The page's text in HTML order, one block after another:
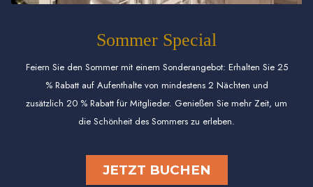
Sommer Special
Feiern Sie den Sommer mit einem Sonderangebot: Erhalten Sie 25
% Rabatt auf Aufenthalte von mindestens 2 Nächten und
zusätzlich 20 % Rabatt für Mitglieder. Genießen Sie mehr Zeit, um
die Schönheit des Sommers zu erleben.
JETZT BUCHEN